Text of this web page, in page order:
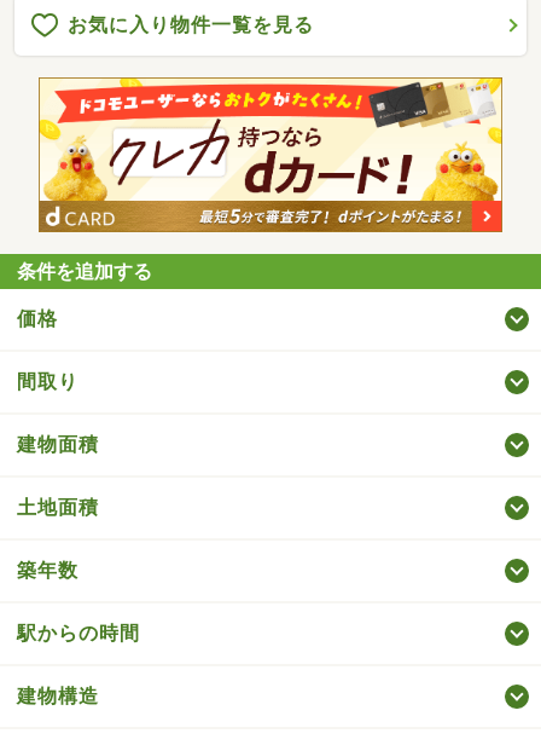
お気に入り物件一覧を見る
条件を追加する
価格
間取り
建物面積
土地面積
築年数
駅からの時間
建物構造